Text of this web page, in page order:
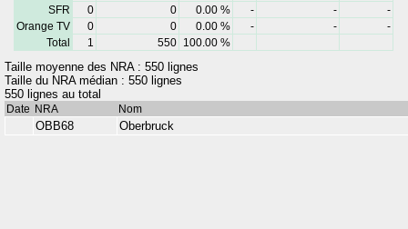
SFR
0 0 0.00 % - -
-
Orange TV
0 0 0.00 % - -
-
Total
1 550 100.00 %
Taille moyenne des NRA : 550 lignes
Taille du NRA médian : 550 lignes
550 lignes au total
Date NRA Nom
OBB68 Oberbruck